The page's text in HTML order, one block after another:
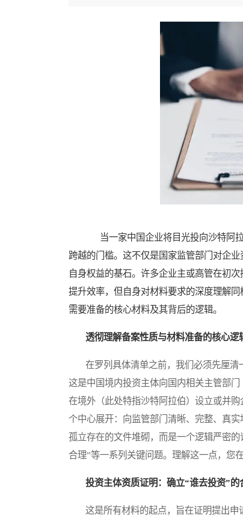
当一家中国企业将目光投向沙特阿拉
跨越的门槛。这不仅是国家监管部门对企
自身权益的基石。许多企业主或高管在初
提升效率，但自身对材料要求的深度理解
需要准备的核心材料及其背后的逻辑。
透彻理解备案性质与材料准备的核心逻
在罗列具体清单之前，我们必须先厘清
这是中国境内投资主体向国内相关主管部
在境外（此处特指沙特阿拉伯）设立或并
个中心展开：向监管部门清晰、完整、真
孤立存在的文件堆砌，而是一个逻辑严密
合理”等一系列关键问题。理解这一点，您
投资主体资质证明：确立“谁去投资”的
这是所有材料的起点，旨在证明提出申